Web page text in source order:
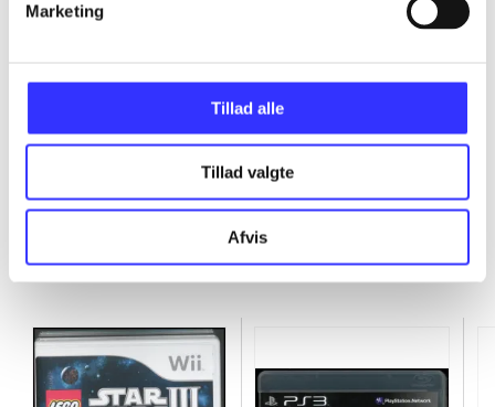
Marketing
Tillad alle
Tillad valgte
Afvis
Minder om